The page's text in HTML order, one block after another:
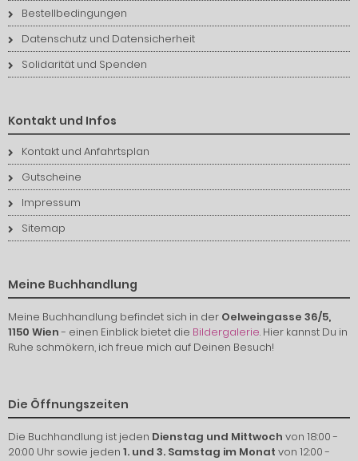
Bestellbedingungen
Datenschutz und Datensicherheit
Solidarität und Spenden
Kontakt und Infos
Kontakt und Anfahrtsplan
Gutscheine
Impressum
Sitemap
Meine Buchhandlung
Meine Buchhandlung befindet sich in der Oelweingasse 36/5,
1150 Wien- einen Einblick bietet die Bildergalerie. Hier kannst Du in
Ruhe schmökern, ich freue mich auf Deinen Besuch!
Die Öffnungszeiten
Die Buchhandlung ist jeden Dienstag und Mittwoch von 18:00 -
20:00 Uhr sowie jeden 1. und 3. Samstag im Monat von 12:00 -